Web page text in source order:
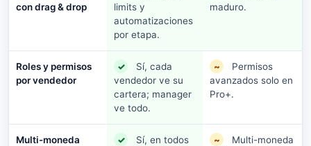
con drag & drop
limits y
automatizaciones
por etapa.
maduro.
Roles y permisos
por vendedor
✓
Sí, cada
vendedor ve su
cartera; manager
ve todo.
~
Permisos
avanzados solo en
Pro+.
Multi-moneda
✓
Sí, en todos
~
Multi-moneda